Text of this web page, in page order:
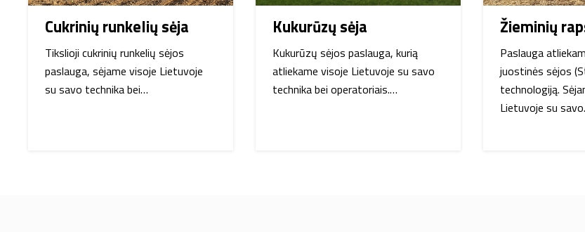
Cukrinių runkelių sėja
Tikslioji cukrinių runkelių sėjos
paslauga, sėjame visoje Lietuvoje
su savo technika bei…
Kukurūzų sėja
Kukurūzų sėjos paslauga, kurią
atliekame visoje Lietuvoje su savo
technika bei operatoriais.…
Žieminių
Paslauga
juostinės sėjos
technologiją.
Lietuvoje su